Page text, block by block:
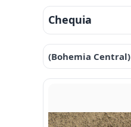
Chequia
(Bohemia Central)